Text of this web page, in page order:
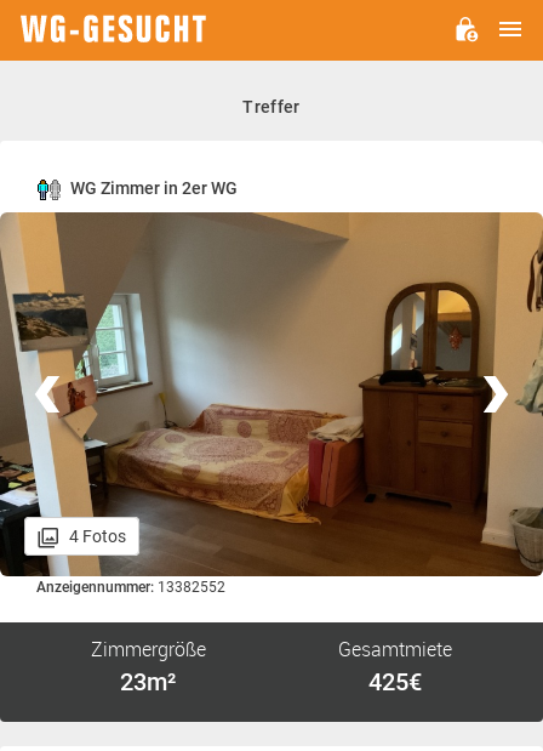
Treffer
WG Zimmer in 2er WG
4 Fotos
Anzeigennummer: 13382552
Zimmergröße
23m²
Gesamtmiete
425€